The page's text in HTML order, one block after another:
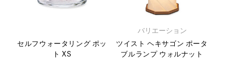
セルフウォータリング ポッ
ト XS
バリエーション
ツイスト ヘキサゴン ポータ
ブルランプ ウォルナット